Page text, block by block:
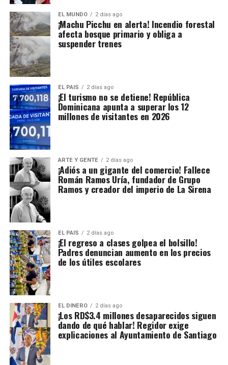
EL MUNDO 2 días ago
¡Machu Picchu en alerta! Incendio forestal
afecta bosque primario y obliga a
suspender trenes
EL PAIS 2 días ago
¡El turismo no se detiene! República
Dominicana apunta a superar los 12
millones de visitantes en 2026
ARTE Y GENTE 2 días ago
¡Adiós a un gigante del comercio! Fallece
Román Ramos Uría, fundador de Grupo
Ramos y creador del imperio de La Sirena
EL PAIS 2 días ago
¡El regreso a clases golpea el bolsillo!
Padres denuncian aumento en los precios
de los útiles escolares
EL DINERO 2 días ago
¡Los RD$3.4 millones desaparecidos siguen
dando de qué hablar! Regidor exige
explicaciones al Ayuntamiento de Santiago